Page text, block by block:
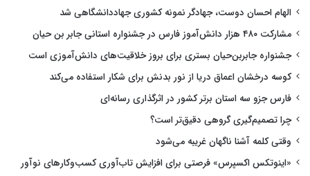
الهام احسان دوست، جهادگر نمونه کشوری جهاددانشگاهی شد
مشارکت ۴۸۰ هزار دانش‌آموز فارس در جشنواره استانی جابر بن حیان
جشنواره جابربن‌حیان بستری برای بروز خلاقیت‌های دانش‌آموزی است
کوسه درخشان اعماق دریا از نور بدنش برای شکار استفاده می‌کند
فارس جزو سه استان برتر کشور در اثرگذاری رسانه‌ای
چرا تصمیم‌گیری گروهی دقیق‌تر است؟
وقتی کلمه آشنا ناگهان غریبه می‌شود
«اینوتکس اکسپرس» فرصتی برای افزایش تاب‌آوری کسب‌وکارهای نوآور